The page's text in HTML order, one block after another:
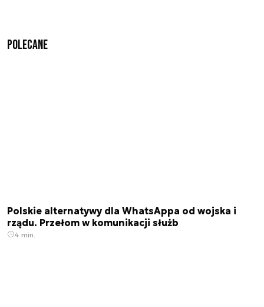
Polecane
Polskie alternatywy dla WhatsAppa od wojska i
rządu. Przełom w komunikacji służb
4 min.